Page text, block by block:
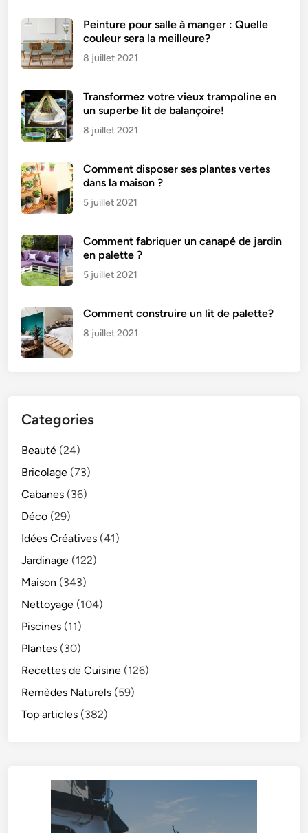
é
l
c
i
e
u
e
Peinture pour salle à manger : Quelle
couleur sera la meilleure?
8 juillet 2021
Transformez votre vieux trampoline en
un superbe lit de balançoire!
8 juillet 2021
Comment disposer ses plantes vertes
dans la maison ?
5 juillet 2021
Comment fabriquer un canapé de jardin
en palette ?
5 juillet 2021
Comment construire un lit de palette?
8 juillet 2021
Categories
Beauté (24)
Bricolage (73)
Cabanes (36)
Déco (29)
Idées Créatives (41)
Jardinage (122)
Maison (343)
Nettoyage (104)
Piscines (11)
Plantes (30)
Recettes de Cuisine (126)
Remèdes Naturels (59)
Top articles (382)